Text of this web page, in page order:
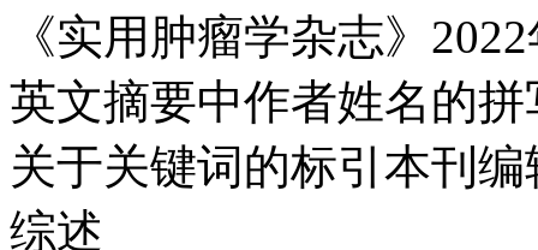
《实用肿瘤学杂志》
英文摘要中作者姓名的
关于关键词的标引本刊编
综述